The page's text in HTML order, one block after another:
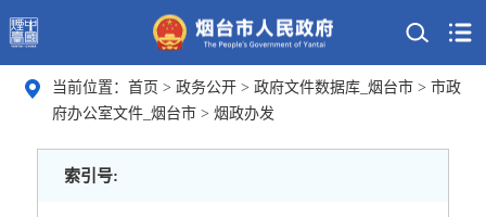
当前位置： 首页 > 政务公开 > 政府文件数据库_烟台市 > 市政
府办公室文件_烟台市 > 烟政办发
索引号: